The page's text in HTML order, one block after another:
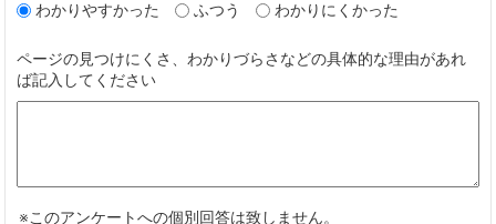
わかりやすかった ふつう わかりにくかった
ページの見つけにくさ、わかりづらさなどの具体的な理由があれ
ば記入してください
※このアンケートへの個別回答は致しません。